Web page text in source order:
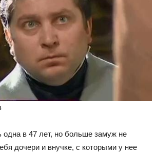
одна в 47 лет, но больше замуж не
дочери и внучке, с которыми у нее